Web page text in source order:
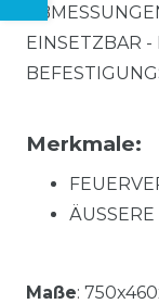
EINSETZBAR -
Merkmale:
Maße: